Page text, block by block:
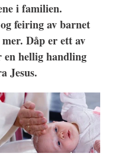
i familien.
feiring av barnet
Dåp er ett av
hellig handling
Jesus.